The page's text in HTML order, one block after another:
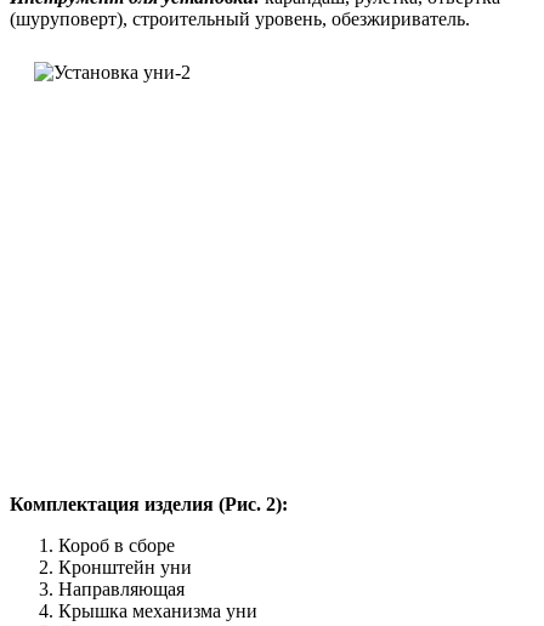
(шуруповерт), строительный уровень, обезжириватель.
Комплектация изделия (Рис. 2):
Короб в сборе
Кронштейн уни
Направляющая
Крышка механизма уни